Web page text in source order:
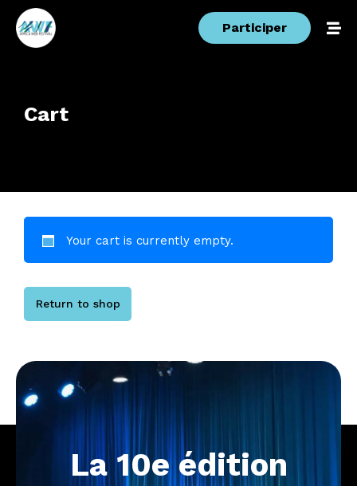
Participer
Cart
Your cart is currently empty.
Return to shop
La 10e édition